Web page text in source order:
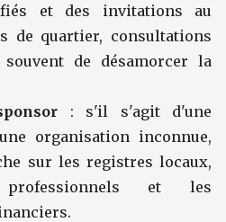
et des invitations au
de quartier, consultations
souvent de désamorcer la
: s'il s'agit d'une
organisation inconnue,
sur les registres locaux,
et les